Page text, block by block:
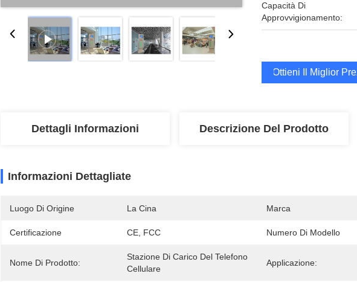
Capacità Di
Approvvigionamento:
Ottieni Il Miglior
Dettagli Informazioni Descrizione Del Prodotto
Informazioni Dettagliate
Luogo Di Origine La Cina Marca
Certificazione CE, FCC Numero Di Modello
Nome Di Prodotto:
Stazione Di Carico Del Telefono
Cellulare
Applicazione: